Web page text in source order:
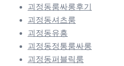
괴정동룸싸롱후기
괴정동셔츠룸
괴정동유흥
괴정동정통룸싸롱
괴정동퍼블릭룸